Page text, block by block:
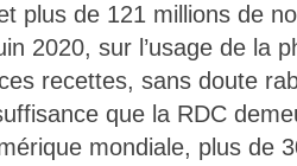
plus de 121 millions de
2020, sur l’usage de la
recettes, sans doute
que la RDC
mondiale, plus de